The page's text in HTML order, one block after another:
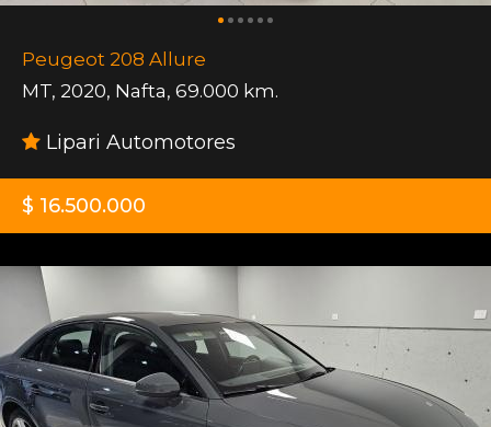
Peugeot 208 Allure
MT, 2020, Nafta, 69.000 km.
Lipari Automotores
$ 16.500.000